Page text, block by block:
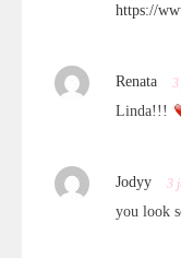
https://
Renata
Linda!!!
Jodyy 3
you look